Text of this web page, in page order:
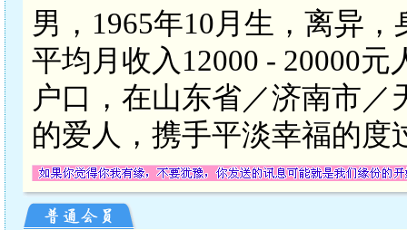
男，1965年10月生，离异
平均月收入12000 - 20000
户口，在山东省／济南市
的爱人，携手平淡幸福的度